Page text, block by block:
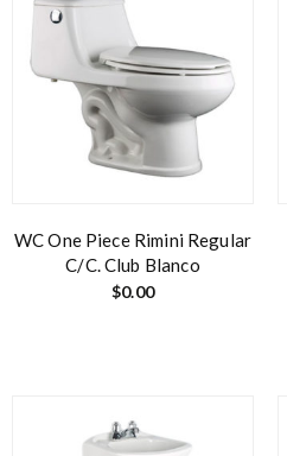
WC One Piece Rimini Regular
C/C. Club Blanco
$0.00